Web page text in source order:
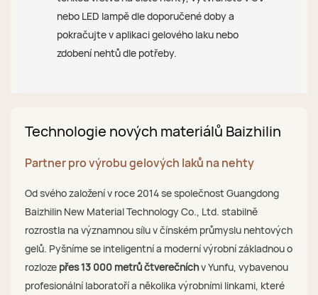
nebo LED lampě dle doporučené doby a
pokračujte v aplikaci gelového laku nebo
zdobení nehtů dle potřeby.
Technologie nových materiálů Baizhilin
Partner pro výrobu gelových laků na nehty
Od svého založení v roce 2014 se společnost Guangdong
Baizhilin New Material Technology Co., Ltd. stabilně
rozrostla na významnou sílu v čínském průmyslu nehtových
gelů. Pyšníme se inteligentní a moderní výrobní základnou o
rozloze přes 13 000 metrů čtverečníchv Yunfu, vybavenou
profesionální laboratoří a několika výrobními linkami, které